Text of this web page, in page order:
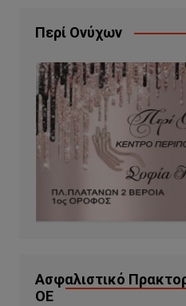
Περί Ονύχων
Ασφαλιστικό
ΟΕ